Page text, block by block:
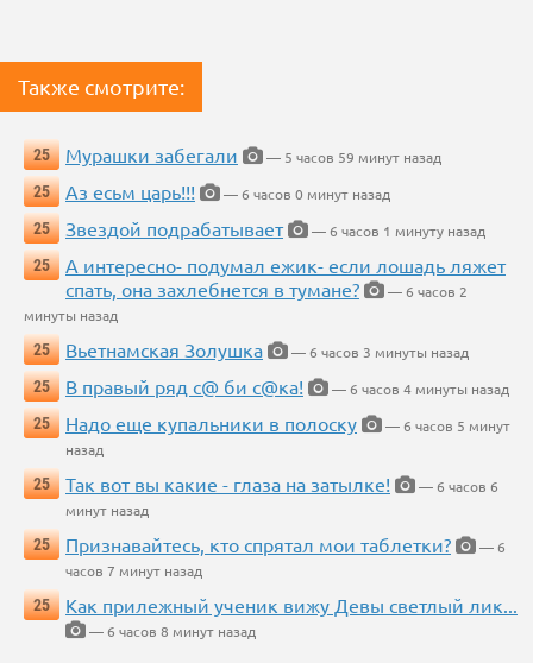
Также смотрите:
25 Мурашки забегали
— 5 часов 59 минут назад
25
Аз есьм царь!!!
— 6 часов 0 минут назад
25
Звездой подрабатывает
— 6 часов 1 минуту назад
25
А интересно- подумал ежик- если лошадь ляжет
спать, она захлебнется в тумане?
— 6 часов 2
минуты назад
25
Вьетнамская Золушка
— 6 часов 3 минуты назад
25
В правый ряд с@ би с@ка!
— 6 часов 4 минуты назад
25
Надо еще купальники в полоску
— 6 часов 5 минут
назад
25
Так вот вы какие - глаза на затылке!
— 6 часов 6
минут назад
25
Признавайтесь, кто спрятал мои таблетки?
— 6
часов 7 минут назад
25
Как прилежный ученик вижу Девы светлый лик...
— 6 часов 8 минут назад